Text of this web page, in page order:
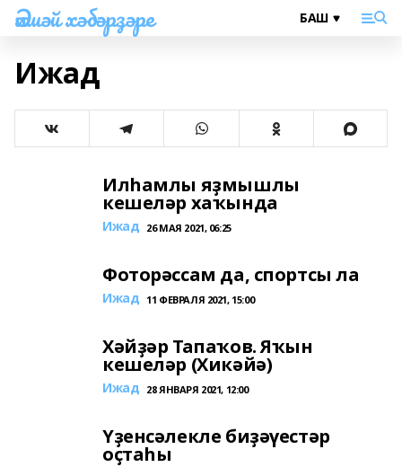
Әлшәй хәбәрҙәре
Ижад
Илһамлы яҙмышлы
кешеләр хаҡында
Ижад 26 МАЯ 2021, 06:25
Фоторәссам да, спортсы ла
Ижад 11 ФЕВРАЛЯ 2021, 15:00
Хәйҙәр Тапаҡов. Яҡын
кешеләр (Хикәйә)
Ижад 28 ЯНВАРЯ 2021, 12:00
Үҙенсәлекле биҙәүестәр
оҫтаһы